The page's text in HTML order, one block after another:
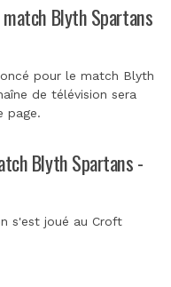
Blyth Spartans
pour le match Blyth
de télévision sera
page.
Blyth Spartans -
s'est joué au Croft